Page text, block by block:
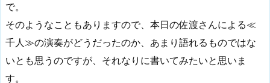
で。
そのようなこともありますので、本日の佐渡さんによる≪
千人≫の演奏がどうだったのか、あまり語れるものではな
いとも思うのですが、それなりに書いてみたいと思いま
す。